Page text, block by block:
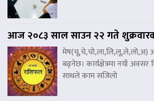
आज २०८३ साल साउन २२ गते
मेष(चू,चे,चो,ला,लि,लू,ले,लो,अ)
बढ्नेछ। कार्यक्षेत्रमा नयाँ अवसर
साथले काम सजिलो